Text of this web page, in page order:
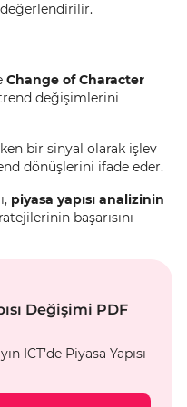
Change of Character
değişimlerini
bir sinyal olarak işlev
dönüşlerini ifade eder.
piyasa yapısı analizinin
başarısını
Değişimi PDF
ICT’de Piyasa Yapısı